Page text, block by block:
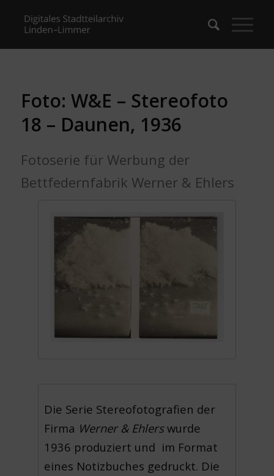
Foto: W&E – Stereofoto
18 – Daunen, 1936
Fotoserie für Werbung der
Bettfedernfabrik Werner & Ehlers
Die Serie Stereofotografien der
Firma Werner & Ehlerswurde
1936 produziert und im Format
eines Notizbuches gedruckt. Die